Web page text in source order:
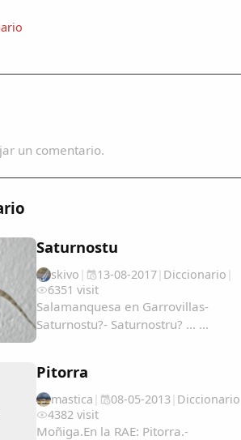
un comentario.
Saturnostu
skivo | 13-08-2017| Diccionario |
6351 visit
Salamanquesa en Garrovillas-
Saturnostu?- Saturnostru? ... ...
Pitorra
mastica | 08-05-2013| Diccionario
4382 visit
Moñiga.En la RAE: Pitorra.-